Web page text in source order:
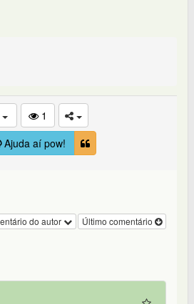
1
Ajuda aí pow!
Último comentário
do autor